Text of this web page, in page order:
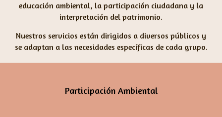
educación ambiental, la participación ciudadana y la
interpretación del patrimonio.
Nuestros servicios están dirigidos a diversos públicos y
se adaptan a las necesidades específicas de cada grupo.
Participación Ambiental